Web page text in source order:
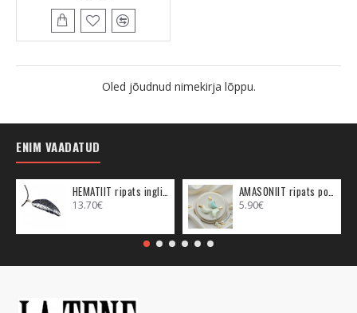
Oled jõudnud nimekirja lõppu.
ENIM VAADATUD
13.70€ 5.90€